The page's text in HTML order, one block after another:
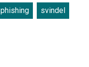
phishing svindel